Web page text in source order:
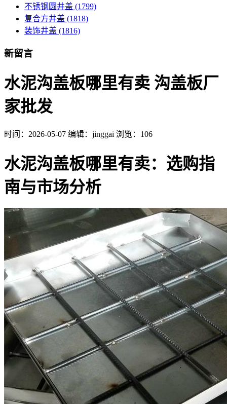
不锈钢圆井盖 (1799)
复合方井盖 (1818)
装饰井盖 (1816)
新留言
水泥沟盖板哪里有卖 沟盖板厂
家批发
时间： 2026-05-07 编辑：jinggai 浏览：106
水泥沟盖板哪里有卖：选购指
南与市场分析